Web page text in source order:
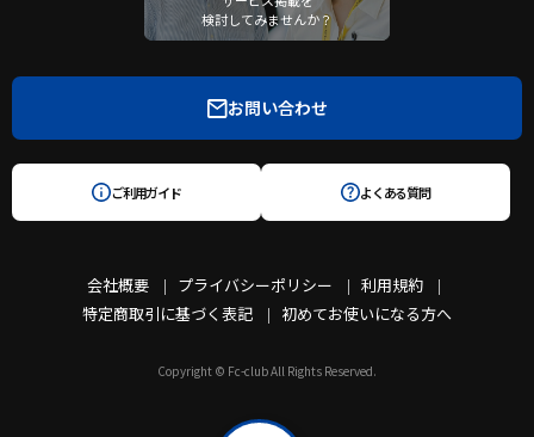
検討してみませんか？
会社概要 プライバシーポリシー
利用規約
特定商取引に基づく表記
初めてお使いになる方へ
お問い合わせ
ご利用ガイド よくある質問
Copyright © Fc-club All Rights Reserved.